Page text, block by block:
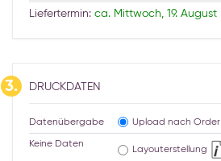
Liefertermin: ca. Mittwoch, 19. August
3. DRUCKDATEN
Datenübergabe Upload nach Order
Keine Daten
Layouterstellung